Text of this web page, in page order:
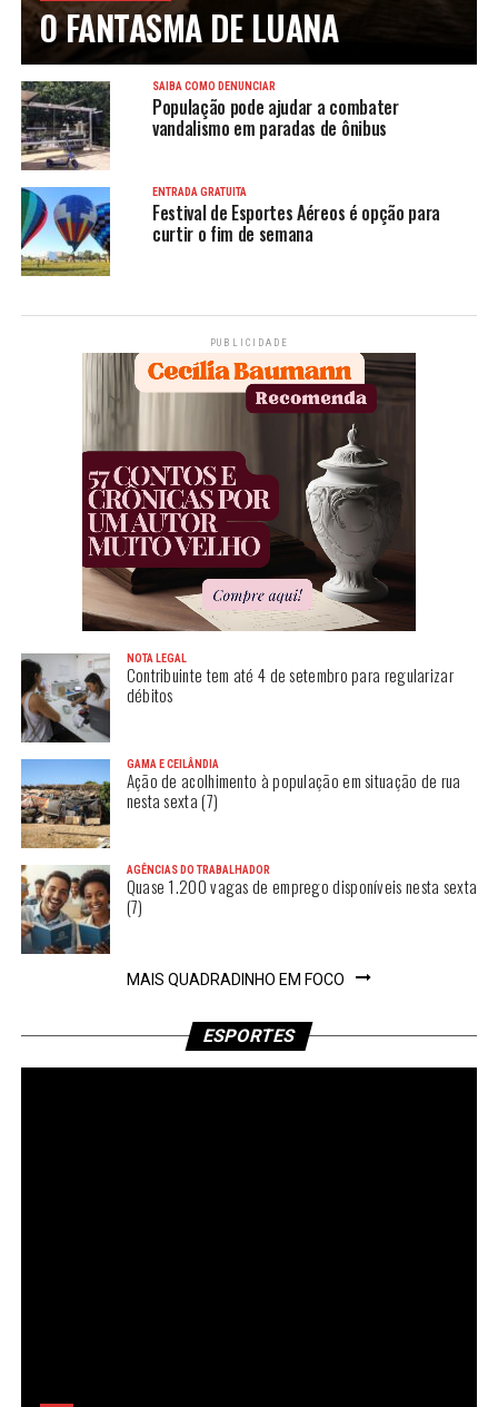
O FANTASMA DE LUANA
SAIBA COMO DENUNCIAR
População pode ajudar a combater
vandalismo em paradas de ônibus
ENTRADA GRATUITA
Festival de Esportes Aéreos é opção para
curtir o fim de semana
PUBLICIDADE
NOTA LEGAL
Contribuinte tem até 4 de setembro para regularizar
débitos
GAMA E CEILÂNDIA
Ação de acolhimento à população em situação de rua
nesta sexta (7)
AGÊNCIAS DO TRABALHADOR
Quase 1.200 vagas de emprego disponíveis nesta sexta
(7)
MAIS QUADRADINHO EM FOCO
ESPORTES